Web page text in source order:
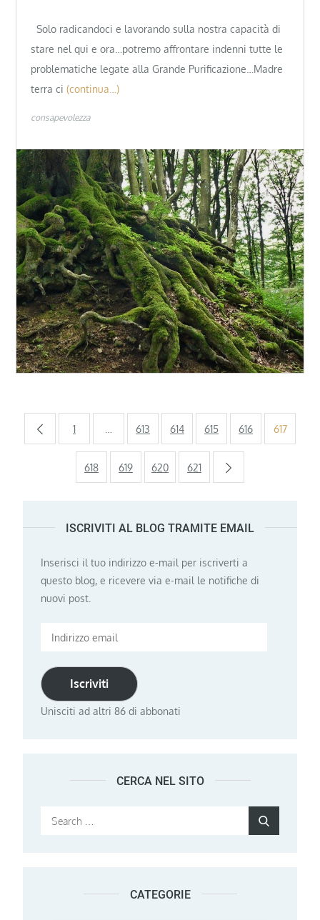
Solo radicandoci e lavorando sulla nostra capacità di
stare nel qui e ora…potremo affrontare indenni tutte le
problematiche legate alla Grande Purificazione…Madre
terra ci (continua…)
consapevolezza
Paginazione
degli
1 613 614 615 616 617
618 619 620 621
ISCRIVITI AL BLOG TRAMITE EMAIL
Inserisci il tuo indirizzo e-mail per iscriverti a
questo blog, e ricevere via e-mail le notifiche di
nuovi post.
Indirizzo
Iscriviti
Unisciti ad altri 86 di abbonati
CERCA NEL SITO
Search
CATEGORIE